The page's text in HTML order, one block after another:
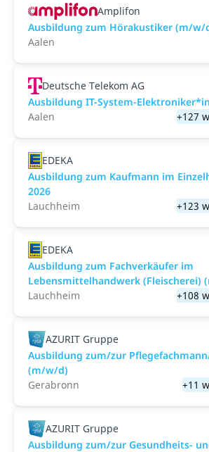
Amplifon
Ausbildung zum Hörakustiker (m/w/
Aalen
Deutsche Telekom AG
Ausbildung IT-System-
Aalen
+127
EDEKA
Ausbildung zum Kaufmann im
2026
Lauchheim
+123
EDEKA
Ausbildung zum Fachverkäufer im
Lebensmittelhandwerk (Fleischerei)
Lauchheim
+108
AZURIT Gruppe
Ausbildung zum/zur
(m/w/d)
Gerabronn
+11
AZURIT Gruppe
Ausbildung zum/zur Gesundheits-